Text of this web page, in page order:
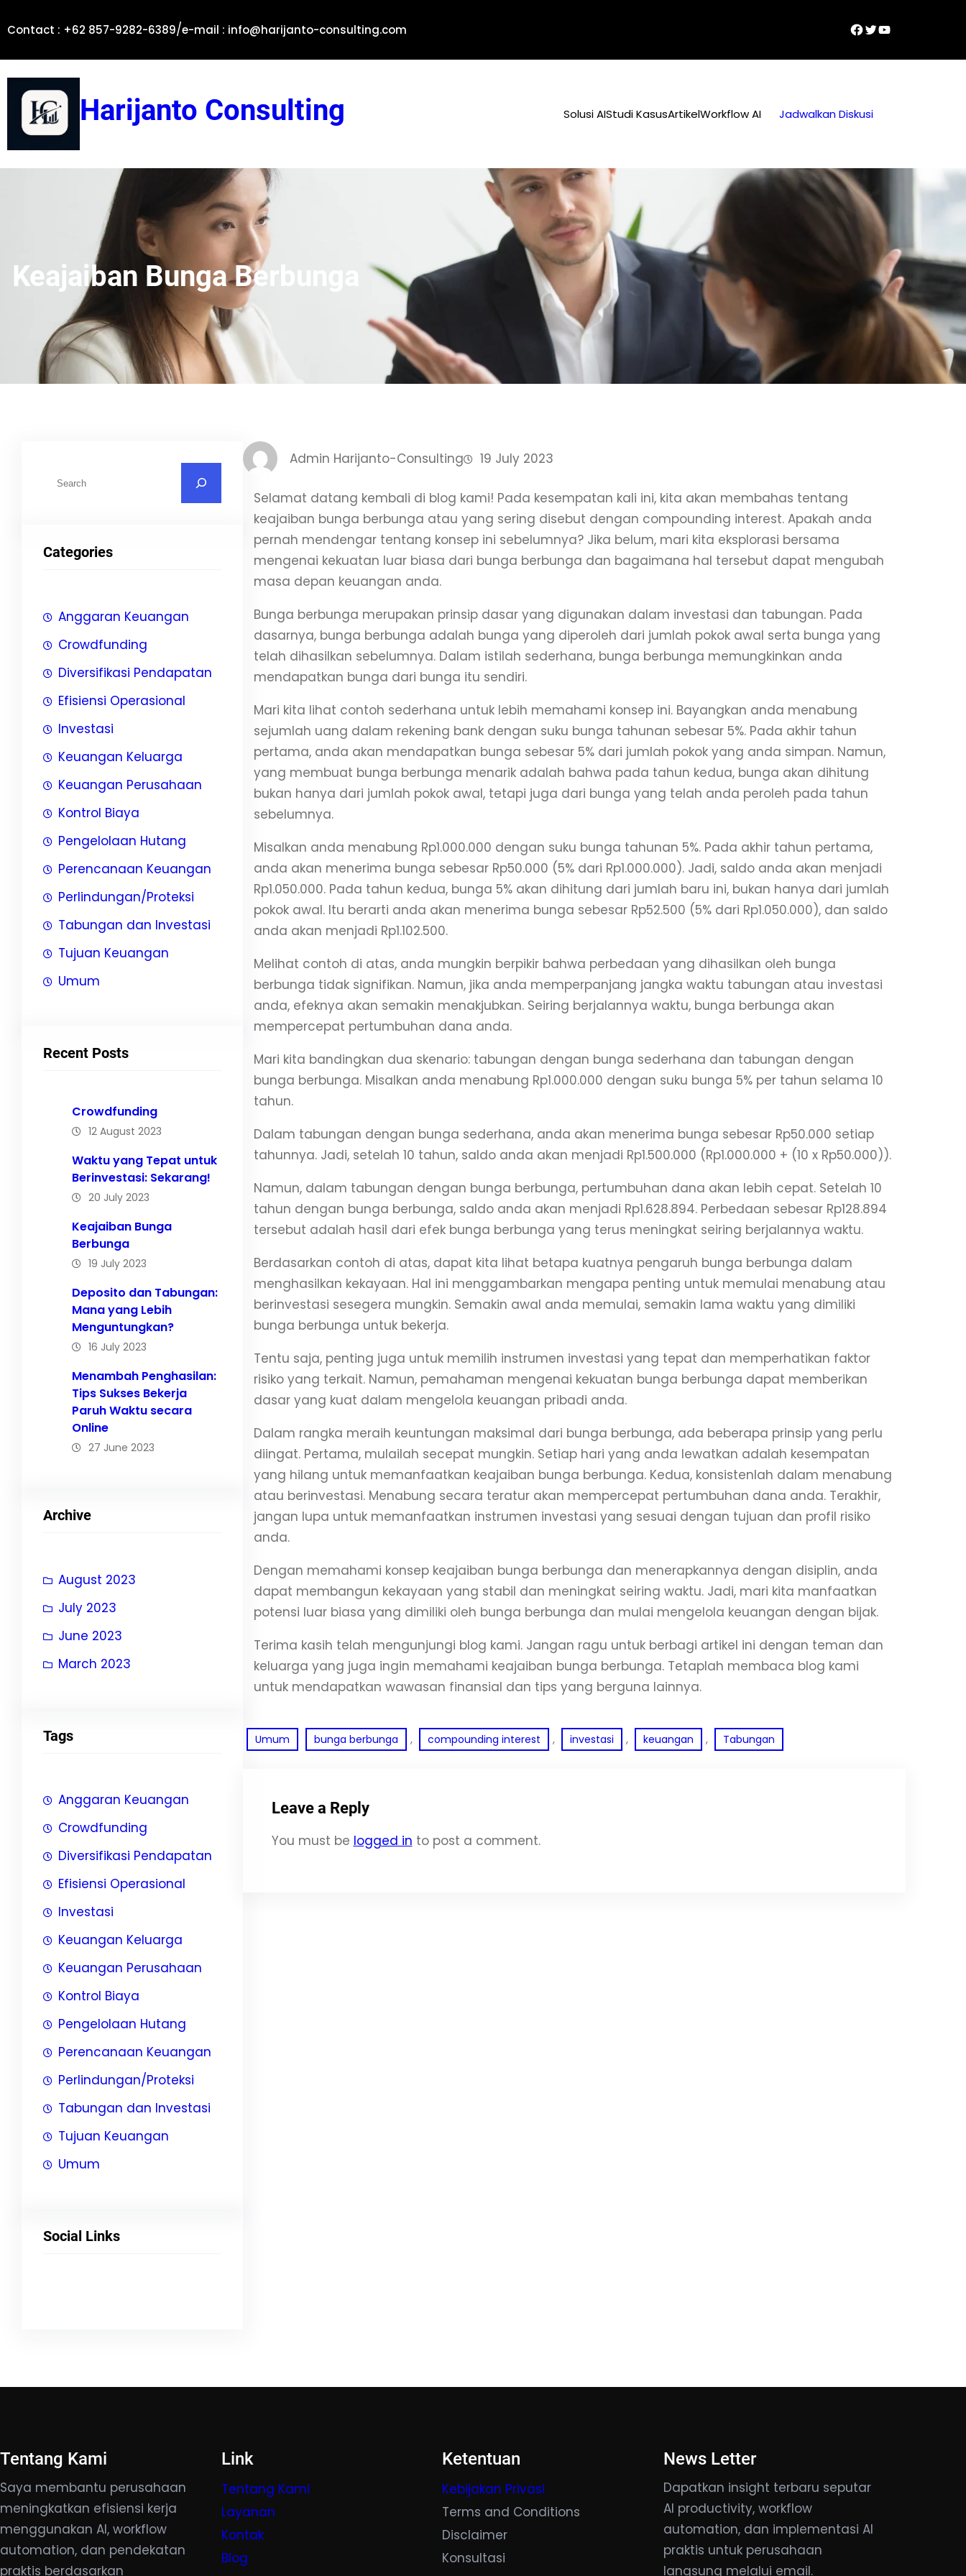
toContact : +62 857-9282-6389/e-mail : info@harijanto-consulting.com Facebook
Twitter
YouTube
Harijanto Consulting Solusi AIStudi KasusArtikelWorkflow AI Jadwalkan Diskusi
Keajaiban Bunga Berbunga
c
Categories
Anggaran Keuangan
Crowdfunding
Diversifikasi Pendapatan
Efisiensi Operasional
Investasi
Keuangan Keluarga
Keuangan Perusahaan
Kontrol Biaya
Pengelolaan Hutang
Perencanaan Keuangan
Perlindungan/Proteksi
Tabungan dan Investasi
Tujuan Keuangan
Umum
Recent Posts
Crowdfunding
12 August 2023
Waktu yang Tepat untuk
Berinvestasi: Sekarang!
20 July 2023
Keajaiban Bunga
Berbunga
19 July 2023
Deposito dan Tabungan:
Mana yang Lebih
Menguntungkan?
16 July 2023
Menambah Penghasilan:
Tips Sukses Bekerja
Paruh Waktu secara
Online
27 June 2023
Archive
August 2023
July 2023
June 2023
March 2023
Tags
Anggaran Keuangan
Crowdfunding
Diversifikasi Pendapatan
Efisiensi Operasional
Investasi
Keuangan Keluarga
Keuangan Perusahaan
Kontrol Biaya
Pengelolaan Hutang
Perencanaan Keuangan
Perlindungan/Proteksi
Tabungan dan Investasi
Tujuan Keuangan
Umum
Social Links
Admin Harijanto-Consulting 19 July 2023
Selamat datang kembali di blog kami! Pada kesempatan kali ini, kita akan membahas tentang
keajaiban bunga berbunga atau yang sering disebut dengan compounding interest. Apakah anda
pernah mendengar tentang konsep ini sebelumnya? Jika belum, mari kita eksplorasi bersama
mengenai kekuatan luar biasa dari bunga berbunga dan bagaimana hal tersebut dapat mengubah
masa depan keuangan anda.
Bunga berbunga merupakan prinsip dasar yang digunakan dalam investasi dan tabungan. Pada
dasarnya, bunga berbunga adalah bunga yang diperoleh dari jumlah pokok awal serta bunga yang
telah dihasilkan sebelumnya. Dalam istilah sederhana, bunga berbunga memungkinkan anda
mendapatkan bunga dari bunga itu sendiri.
Mari kita lihat contoh sederhana untuk lebih memahami konsep ini. Bayangkan anda menabung
sejumlah uang dalam rekening bank dengan suku bunga tahunan sebesar 5%. Pada akhir tahun
pertama, anda akan mendapatkan bunga sebesar 5% dari jumlah pokok yang anda simpan. Namun,
yang membuat bunga berbunga menarik adalah bahwa pada tahun kedua, bunga akan dihitung
bukan hanya dari jumlah pokok awal, tetapi juga dari bunga yang telah anda peroleh pada tahun
sebelumnya.
Misalkan anda menabung Rp1.000.000 dengan suku bunga tahunan 5%. Pada akhir tahun pertama,
anda akan menerima bunga sebesar Rp50.000 (5% dari Rp1.000.000). Jadi, saldo anda akan menjadi
Rp1.050.000. Pada tahun kedua, bunga 5% akan dihitung dari jumlah baru ini, bukan hanya dari jumlah
pokok awal. Itu berarti anda akan menerima bunga sebesar Rp52.500 (5% dari Rp1.050.000), dan saldo
anda akan menjadi Rp1.102.500.
Melihat contoh di atas, anda mungkin berpikir bahwa perbedaan yang dihasilkan oleh bunga
berbunga tidak signifikan. Namun, jika anda memperpanjang jangka waktu tabungan atau investasi
anda, efeknya akan semakin menakjubkan. Seiring berjalannya waktu, bunga berbunga akan
mempercepat pertumbuhan dana anda.
Mari kita bandingkan dua skenario: tabungan dengan bunga sederhana dan tabungan dengan
bunga berbunga. Misalkan anda menabung Rp1.000.000 dengan suku bunga 5% per tahun selama 10
tahun.
Dalam tabungan dengan bunga sederhana, anda akan menerima bunga sebesar Rp50.000 setiap
tahunnya. Jadi, setelah 10 tahun, saldo anda akan menjadi Rp1.500.000 (Rp1.000.000 + (10 x Rp50.000)).
Namun, dalam tabungan dengan bunga berbunga, pertumbuhan dana akan lebih cepat. Setelah 10
tahun dengan bunga berbunga, saldo anda akan menjadi Rp1.628.894. Perbedaan sebesar Rp128.894
tersebut adalah hasil dari efek bunga berbunga yang terus meningkat seiring berjalannya waktu.
Berdasarkan contoh di atas, dapat kita lihat betapa kuatnya pengaruh bunga berbunga dalam
menghasilkan kekayaan. Hal ini menggambarkan mengapa penting untuk memulai menabung atau
berinvestasi sesegera mungkin. Semakin awal anda memulai, semakin lama waktu yang dimiliki
bunga berbunga untuk bekerja.
Tentu saja, penting juga untuk memilih instrumen investasi yang tepat dan memperhatikan faktor
risiko yang terkait. Namun, pemahaman mengenai kekuatan bunga berbunga dapat memberikan
dasar yang kuat dalam mengelola keuangan pribadi anda.
Dalam rangka meraih keuntungan maksimal dari bunga berbunga, ada beberapa prinsip yang perlu
diingat. Pertama, mulailah secepat mungkin. Setiap hari yang anda lewatkan adalah kesempatan
yang hilang untuk memanfaatkan keajaiban bunga berbunga. Kedua, konsistenlah dalam menabung
atau berinvestasi. Menabung secara teratur akan mempercepat pertumbuhan dana anda. Terakhir,
jangan lupa untuk memanfaatkan instrumen investasi yang sesuai dengan tujuan dan profil risiko
anda.
Dengan memahami konsep keajaiban bunga berbunga dan menerapkannya dengan disiplin, anda
dapat membangun kekayaan yang stabil dan meningkat seiring waktu. Jadi, mari kita manfaatkan
potensi luar biasa yang dimiliki oleh bunga berbunga dan mulai mengelola keuangan dengan bijak.
Terima kasih telah mengunjungi blog kami. Jangan ragu untuk berbagi artikel ini dengan teman dan
keluarga yang juga ingin memahami keajaiban bunga berbunga. Tetaplah membaca blog kami
untuk mendapatkan wawasan finansial dan tips yang berguna lainnya.
Umum bunga berbunga , compounding interest , investasi , keuangan , Tabungan
Leave a Reply
You must be logged in to post a comment.
Tentang Kami
Saya membantu perusahaan
meningkatkan efisiensi kerja
menggunakan AI, workflow
automation, dan pendekatan
praktis berdasarkan
Link
Tentang Kami
Layanan
Kontak
Blog
Ketentuan
Kebijakan Privasi
Terms and Conditions
Disclaimer
Konsultasi
News Letter
Dapatkan insight terbaru seputar
AI productivity, workflow
automation, dan implementasi AI
praktis untuk perusahaan
langsung melalui email.